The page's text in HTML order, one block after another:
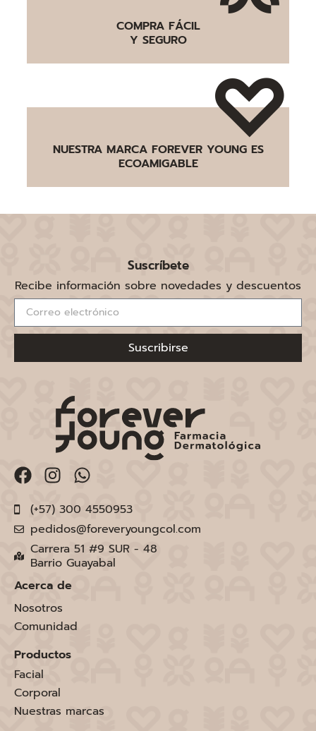
COMPRA FÁCIL
Y SEGURO
NUESTRA MARCA FOREVER YOUNG ES
ECOAMIGABLE
Suscríbete
Recibe información sobre novedades y descuentos
Suscribirse
(+57) 300 4550953
pedidos@foreveryoungcol.com
Carrera 51 #9 SUR - 48
Barrio Guayabal
Acerca de
Nosotros
Comunidad
Productos
Facial
Corporal
Nuestras marcas